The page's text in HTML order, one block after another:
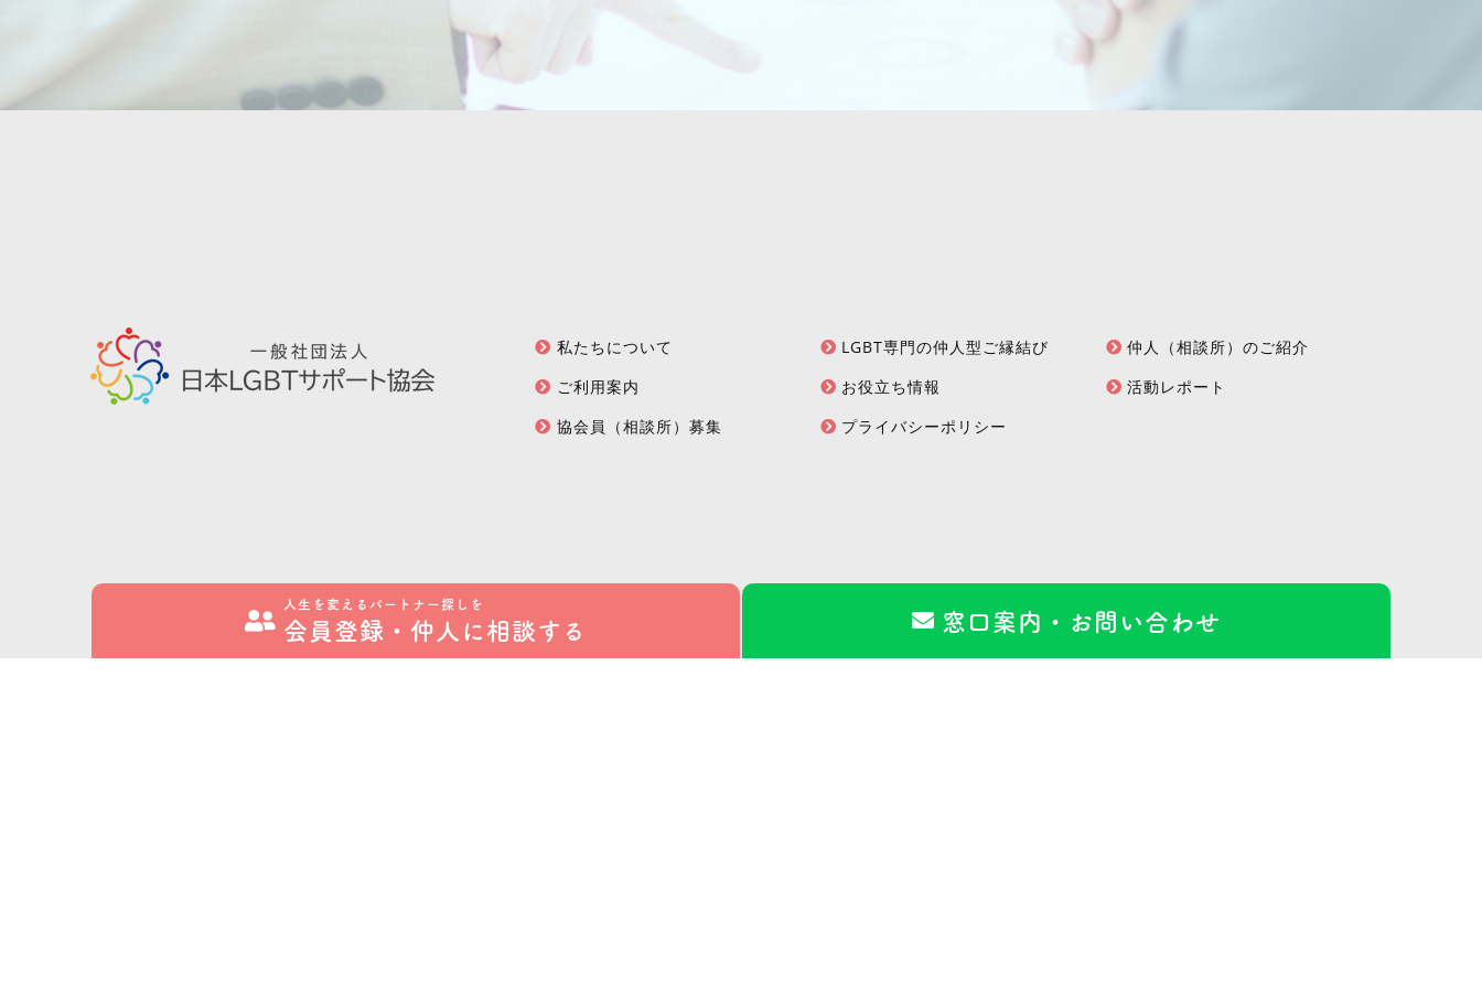
人生を変えるパートナー探しを
会員登録・ 仲人に相談する 窓口案内・ お問い合わせ
私たちについて LGBT専門の仲人型ご縁結び
仲人（相談所）のご紹介
ご利用案内
お役立ち情報
活動レポート
協会員（相談所）募集
プライバシーポリシー